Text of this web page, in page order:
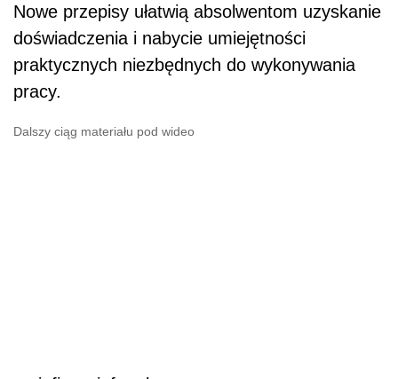
Nowe przepisy ułatwią absolwentom uzyskanie
doświadczenia i nabycie umiejętności
praktycznych niezbędnych do wykonywania
pracy.
Dalszy ciąg materiału pod wideo